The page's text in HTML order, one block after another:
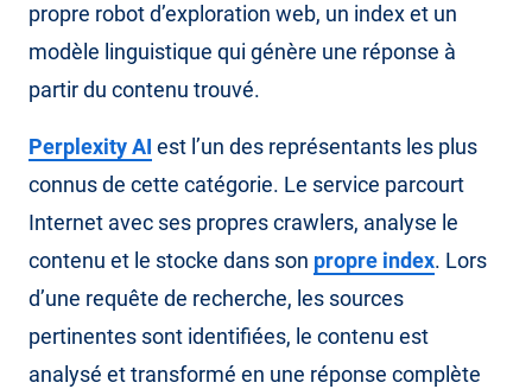
propre robot d’exploration web, un index et un
modèle linguistique qui génère une réponse à
partir du contenu trouvé.
Perplexity AI est l’un des représentants les plus
connus de cette catégorie. Le service parcourt
Internet avec ses propres crawlers, analyse le
contenu et le stocke dans son propre index. Lors
d’une requête de recherche, les sources
pertinentes sont identifiées, le contenu est
analysé et transformé en une réponse complète